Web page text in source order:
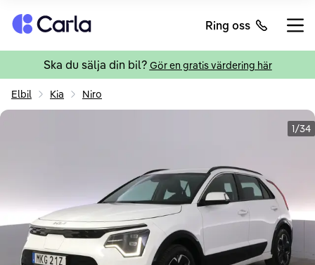
Tillbaka till startsidan Ring oss
Ska du sälja din bil? Gör en gratis värdering här
Elbil Kia Niro
1/34